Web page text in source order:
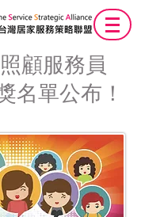
顧服務員
名單公布！